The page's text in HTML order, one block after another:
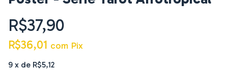
R$37,90
R$36,01 com Pix
9 x de R$5,12